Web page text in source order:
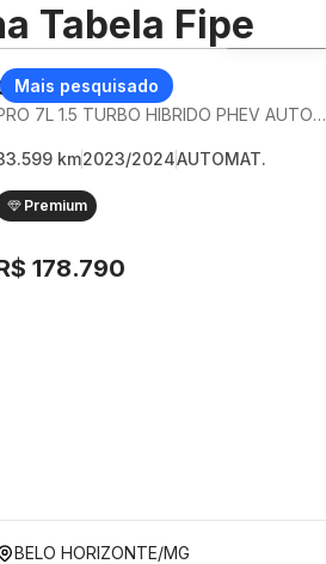
Tabela Fipe
Mais pesquisado
Foto 360º
TIGGO 8
PRO 7L 1.5 TURBO HIBRIDO PHEV AUTOMATICO
km2023/2024AUTOMAT.
Premium
178.790
BELO HORIZONTE/MG